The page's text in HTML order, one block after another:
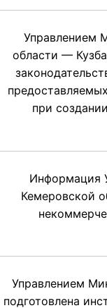
Управлением
области —
при
Информация
Кемеровской
Управлением
подготовлена